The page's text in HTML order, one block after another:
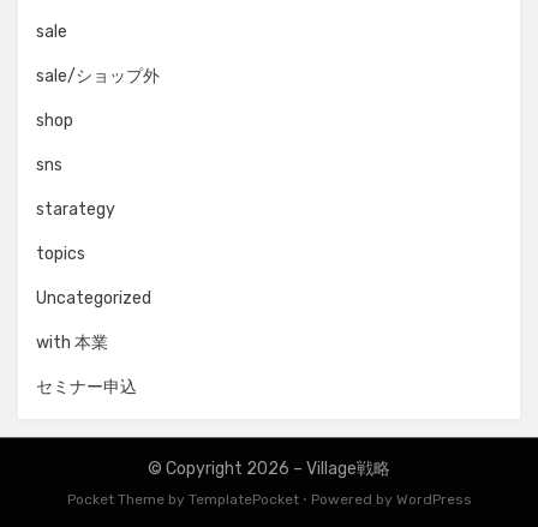
sale
sale/ショップ外
shop
sns
starategy
topics
Uncategorized
with 本業
セミナー申込
© Copyright 2026 – Village戦略
Pocket Theme by TemplatePocket ⋅ Powered by WordPress